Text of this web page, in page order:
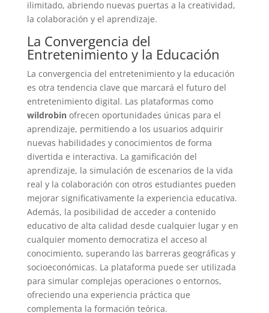
ilimitado, abriendo nuevas puertas a la creatividad,
la colaboración y el aprendizaje.
La Convergencia del
Entretenimiento y la Educación
La convergencia del entretenimiento y la educación
es otra tendencia clave que marcará el futuro del
entretenimiento digital. Las plataformas como
wildrobinofrecen oportunidades únicas para el
aprendizaje, permitiendo a los usuarios adquirir
nuevas habilidades y conocimientos de forma
divertida e interactiva. La gamificación del
aprendizaje, la simulación de escenarios de la vida
real y la colaboración con otros estudiantes pueden
mejorar significativamente la experiencia educativa.
Además, la posibilidad de acceder a contenido
educativo de alta calidad desde cualquier lugar y en
cualquier momento democratiza el acceso al
conocimiento, superando las barreras geográficas y
socioeconómicas. La plataforma puede ser utilizada
para simular complejas operaciones o entornos,
ofreciendo una experiencia práctica que
complementa la formación teórica.